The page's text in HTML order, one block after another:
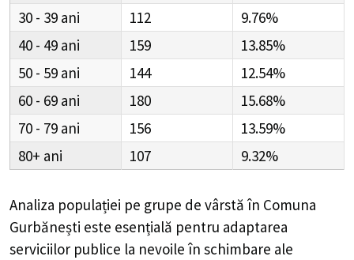
30 - 39
112
9.76%
40 - 49
159
13.85%
50 - 59
144
12.54%
60 - 69
180
15.68%
70 - 79
156
13.59%
80+
107 9.32%
Analiza populației pe grupe de vârstă în Comuna
Gurbănești este esențială pentru adaptarea
serviciilor publice la nevoile în schimbare ale